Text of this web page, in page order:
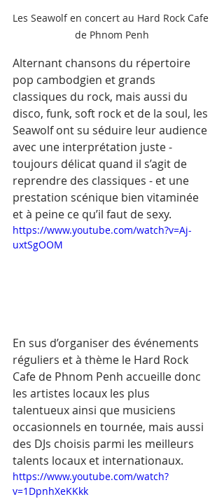
Les Seawolf en concert au Hard Rock Cafe
de Phnom Penh
Alternant chansons du répertoire
pop cambodgien et grands
classiques du rock, mais aussi du
disco, funk, soft rock et de la soul, les
Seawolf ont su séduire leur audience
avec une interprétation juste -
toujours délicat quand il s’agit de
reprendre des classiques - et une
prestation scénique bien vitaminée
et à peine ce qu’il faut de sexy.
https://www.youtube.com/watch?v=Aj-
uxtSgOOM
En sus d’organiser des événements
réguliers et à thème le Hard Rock
Cafe de Phnom Penh accueille donc
les artistes locaux les plus
talentueux ainsi que musiciens
occasionnels en tournée, mais aussi
des DJs choisis parmi les meilleurs
talents locaux et internationaux.
https://www.youtube.com/watch?
v=1DpnhXeKKkk